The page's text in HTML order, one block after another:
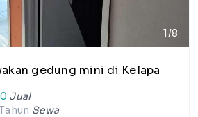
1/8
gedung mini di Kelapa
Jual
Sewa